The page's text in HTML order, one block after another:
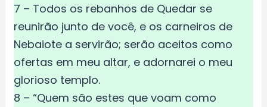
7 – Todos os rebanhos de Quedar se
reunirão junto de você, e os carneiros de
Nebaiote a servirão; serão aceitos como
ofertas em meu altar, e adornarei o meu
glorioso templo.
8 – “Quem são estes que voam como